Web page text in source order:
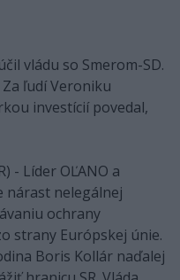
vládu so Smerom-SD.
ľudí Veroniku
investícií povedal,
- Líder OĽANO a
nárast nelegálnej
ochrany
strany Európskej únie.
Boris Kollár naďalej